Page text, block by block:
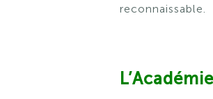
reconnaissable.